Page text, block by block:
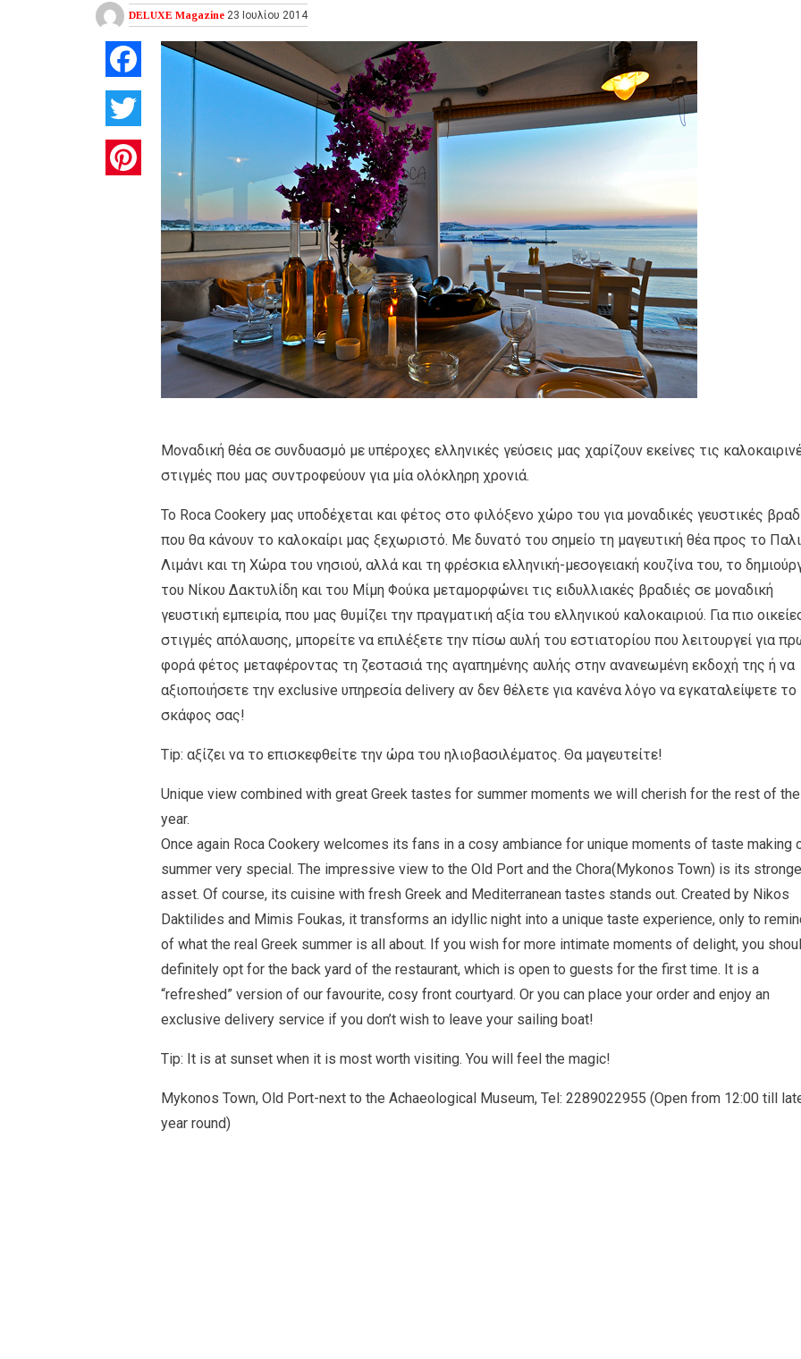
DELUXE Magazine 23 Ιουλίου 2014
Facebook
Pinterest
Μοναδική θέα σε συνδυασμό με υπέροχες ελληνικές γεύσεις μας χαρίζουν εκείνες τις
στιγμές που μας συντροφεύουν για μία ολόκληρη χρονιά.
Το Roca Cookery μας υποδέχεται και φέτος στο φιλόξενο χώρο του για μοναδικές γευστικές
που θα κάνουν το καλοκαίρι μας ξεχωριστό. Με δυνατό του σημείο τη μαγευτική θέα προς το
Λιμάνι και τη Χώρα του νησιού, αλλά και τη φρέσκια ελληνική-μεσογειακή κουζίνα του, το
του Νίκου Δακτυλίδη και του Μίμη Φούκα μεταμορφώνει τις ειδυλλιακές βραδιές σε μοναδική
γευστική εμπειρία, που μας θυμίζει την πραγματική αξία του ελληνικού καλοκαιριού. Για πιο
στιγμές απόλαυσης, μπορείτε να επιλέξετε την πίσω αυλή του εστιατορίου που λειτουργεί για
φορά φέτος μεταφέροντας τη ζεστασιά της αγαπημένης αυλής στην ανανεωμένη εκδοχή της ή να
αξιοποιήσετε την exclusive υπηρεσία delivery αν δεν θέλετε για κανένα λόγο να εγκαταλείψετε το
σκάφος σας!
Tip: αξίζει να το επισκεφθείτε την ώρα του ηλιοβασιλέματος. Θα μαγευτείτε!
Unique view combined with great Greek tastes for summer moments we will cherish for the rest of the
year.
Once again Roca Cookery welcomes its fans in a cosy ambiance for unique moments of taste making
summer very special. The impressive view to the Old Port and the Chora(Mykonos Town) is its
asset. Of course, its cuisine with fresh Greek and Mediterranean tastes stands out. Created by Nikos
Daktilides and Mimis Foukas, it transforms an idyllic night into a unique taste experience, only to
of what the real Greek summer is all about. If you wish for more intimate moments of delight, you
definitely opt for the back yard of the restaurant, which is open to guests for the first time. It is a
“refreshed” version of our favourite, cosy front courtyard. Or you can place your order and enjoy an
exclusive delivery service if you don’t wish to leave your sailing boat!
Tip: It is at sunset when it is most worth visiting. You will feel the magic!
Mykonos Town, Old Port-next to the Achaeological Museum, Tel: 2289022955 (Open from 12:00 till
year round)